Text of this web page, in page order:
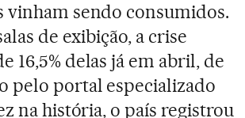
sendo consumidos.
de exibição, a crise
16,5% delas já em abril, de
pelo portal especializado
na história, o país registrou